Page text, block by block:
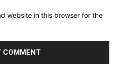
website in this browser for the